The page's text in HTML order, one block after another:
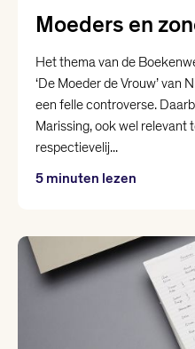
Moeders en
Het thema van de
‘De Moeder de Vrouw’ van
een felle controverse.
Marissing, ook wel relevant
respectievelij...
5 minuten lezen